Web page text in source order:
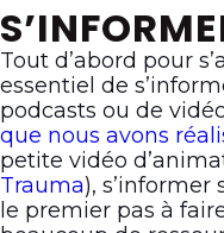
Tout d’abord pour
essentiel de
podcasts ou de
que nous avons
petite vidéo
Trauma), s’informer
le premier pas à